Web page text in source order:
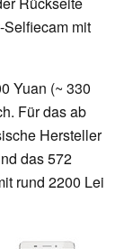
mit
Yuan (~ 330
Für das ab
Hersteller
das 572
rund 2200 Lei